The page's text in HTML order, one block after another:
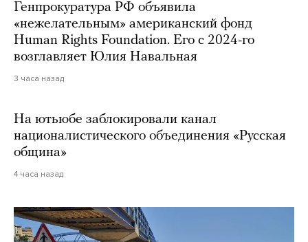
Генпрокуратура РФ объявила
«нежелательным» американский фонд
Human Rights Foundation. Его с 2024-го
возглавляет Юлия Навальная
3 часа назад
На ютьюбе заблокировали канал
националистического объединения «Русская
община»
4 часа назад